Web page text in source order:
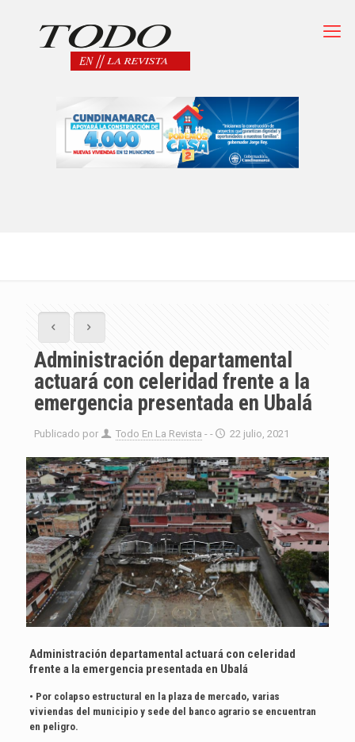
Administración departamental
actuará con celeridad frente a la
emergencia presentada en Ubalá
Publicado por Todo En La Revista - - 22 julio, 2021
Administración departamental actuará con celeridad
frente a la emergencia presentada en Ubalá
• Por colapso estructural en la plaza de mercado, varias
viviendas del municipio y sede del banco agrario se encuentran
en peligro.